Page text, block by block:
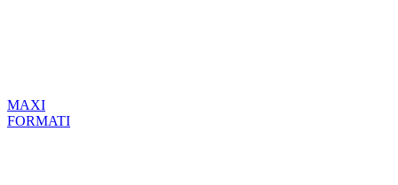
MAXI
FORMATI